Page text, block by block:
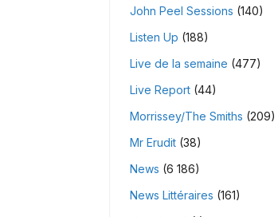
John Peel Sessions (140)
Listen Up (188)
Live de la semaine (477)
Live Report(44)
Morrissey/The Smiths (209)
Mr Erudit(38)
News (6 186)
News Littéraires (161)